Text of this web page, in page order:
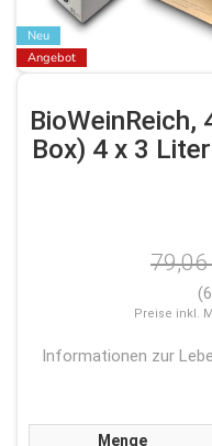
Neu
Angebot
BioWeinReich,
Box) 4 x 3
79,06
Preise inkl.
Informationen zur
Menge